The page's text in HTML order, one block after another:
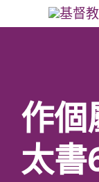
作個
太書